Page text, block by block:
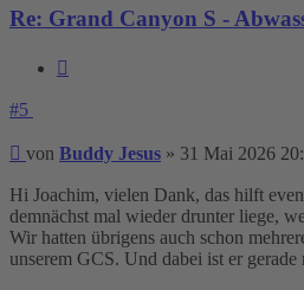
Re: Grand Canyon S -
#5
Beitrag
von Buddy Jesus » 31 Mai 2026
Hi Joachim, vielen Dank, das hilft
demnächst mal wieder drunter liege,
Wir hatten übrigens auch schon
unserem GCS. Und dabei ist er gerade